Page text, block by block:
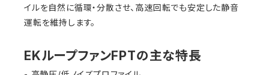
イルを自然に循環・分散させ、高速回転でも安定した静音
運転を維持します。
EKループファンFPTの主な特長